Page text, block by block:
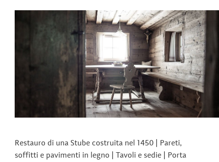
Restauro di una Stube costruita nel 1450 | Pareti,
soffitti e pavimenti in legno | Tavoli e sedie | Porta